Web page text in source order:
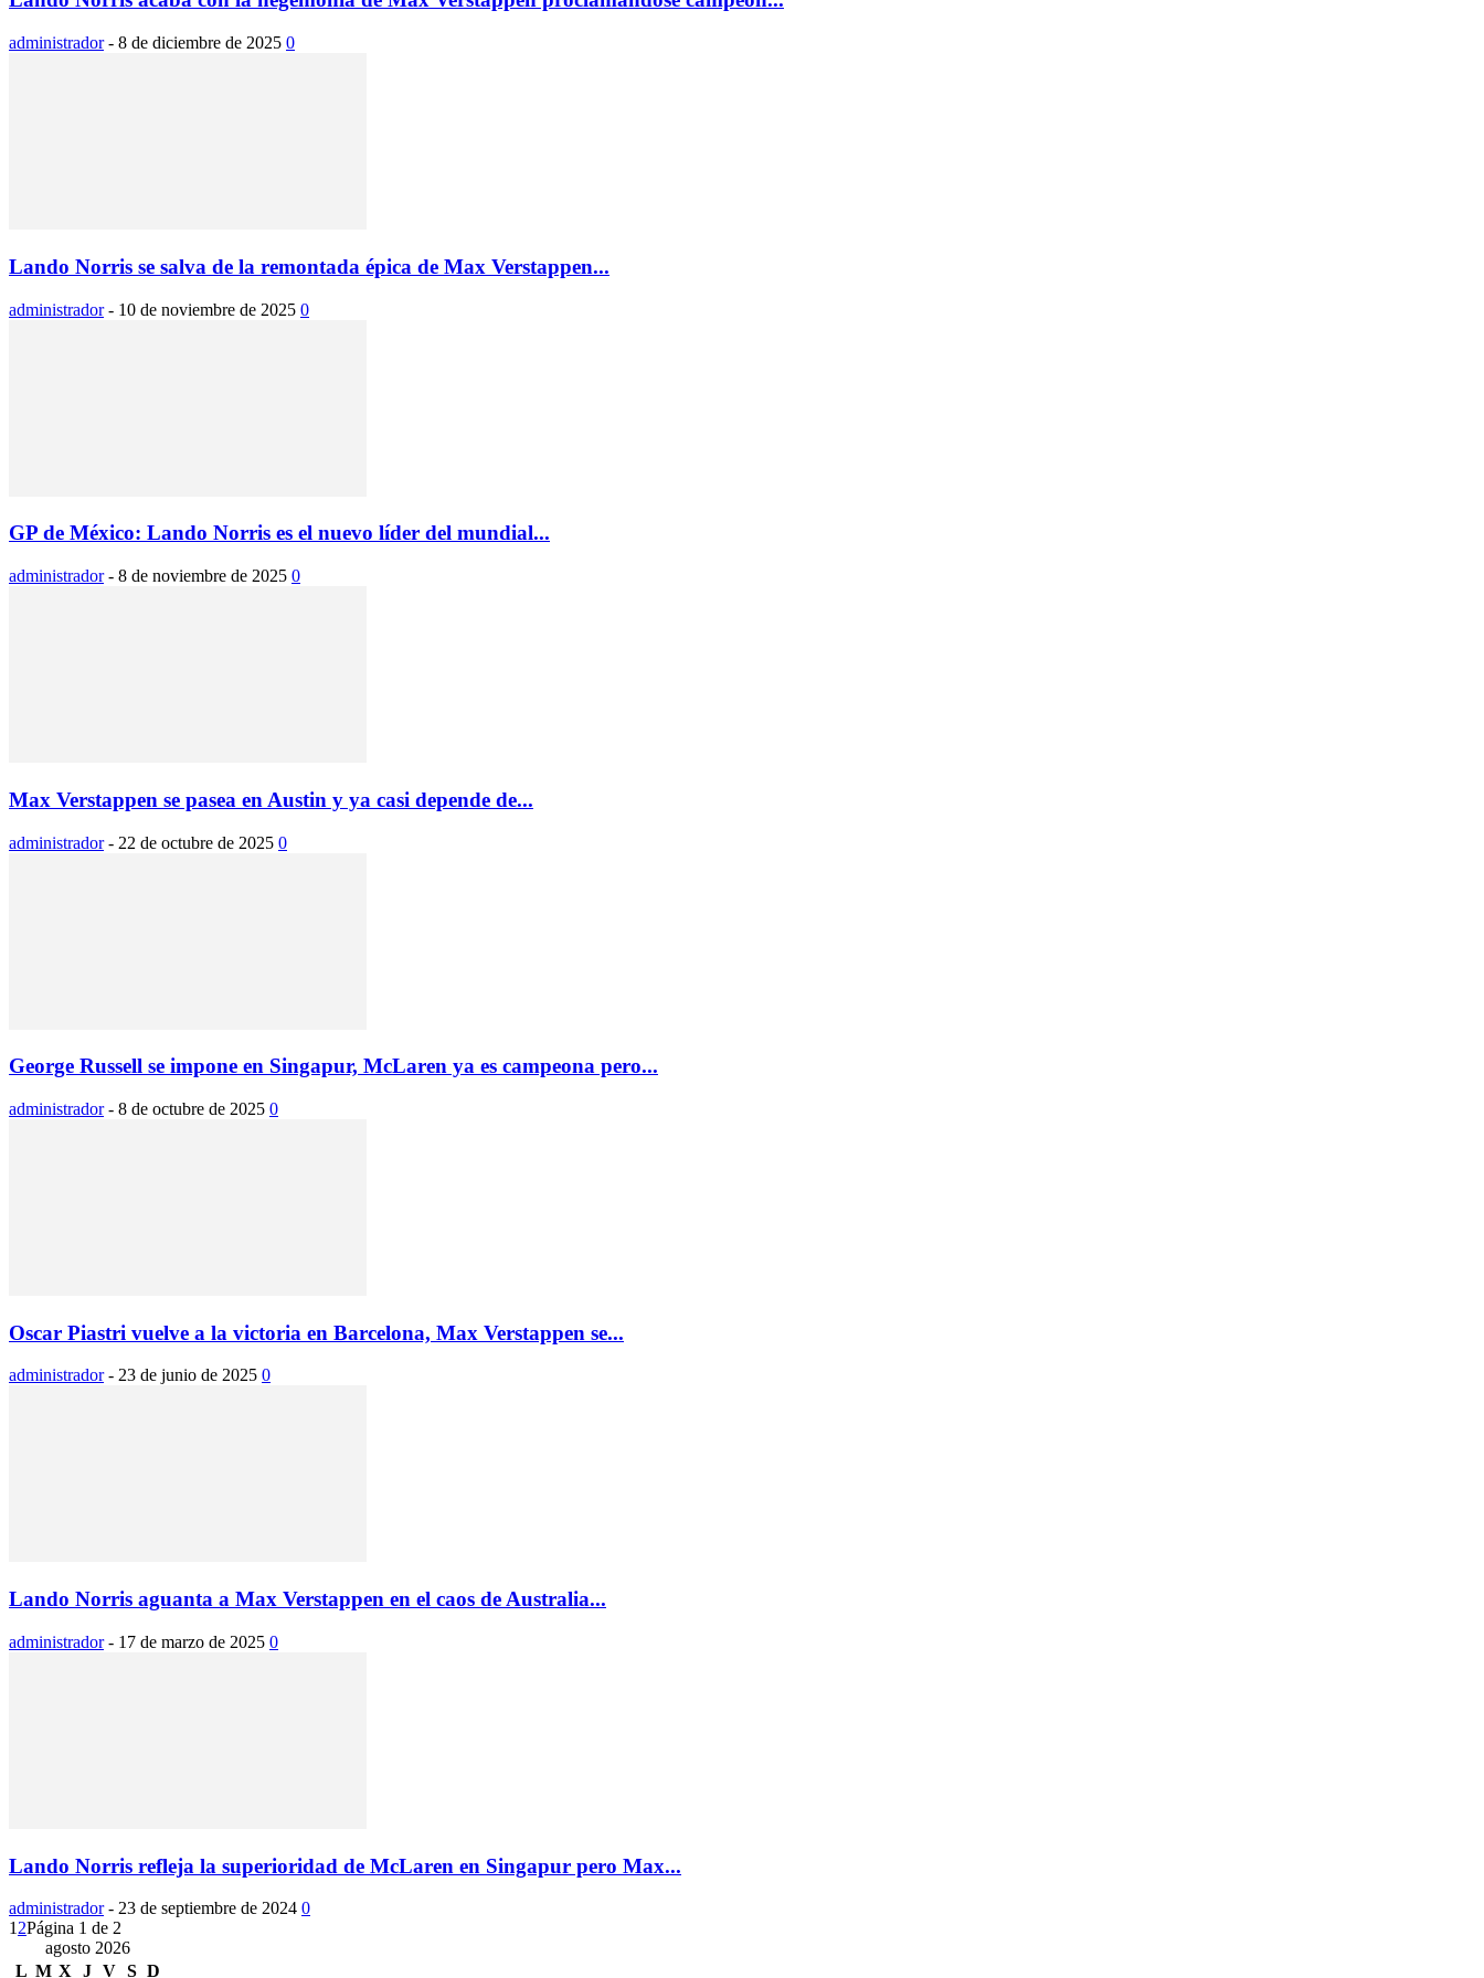
administrador - 8 de diciembre de 2025 0
Lando Norris se salva de la remontada épica de Max Verstappen...
administrador - 10 de noviembre de 2025 0
GP de México: Lando Norris es el nuevo líder del mundial...
administrador - 8 de noviembre de 2025 0
Max Verstappen se pasea en Austin y ya casi depende de...
administrador - 22 de octubre de 2025 0
George Russell se impone en Singapur, McLaren ya es campeona pero...
administrador - 8 de octubre de 2025 0
Oscar Piastri vuelve a la victoria en Barcelona, Max Verstappen se...
administrador - 23 de junio de 2025 0
Lando Norris aguanta a Max Verstappen en el caos de Australia...
administrador - 17 de marzo de 2025 0
Lando Norris refleja la superioridad de McLaren en Singapur pero Max...
administrador - 23 de septiembre de 2024 0
1 2Página 1 de 2
agosto 2026
L M X J V S D